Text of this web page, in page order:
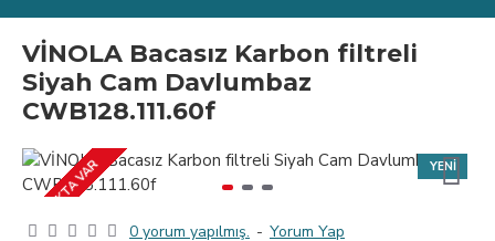
VİNOLA Bacasız Karbon filtreli
Siyah Cam Davlumbaz
CWB128.111.60f
YENI
STOKTA VAR
0 yorum yapılmış. - Yorum Yap